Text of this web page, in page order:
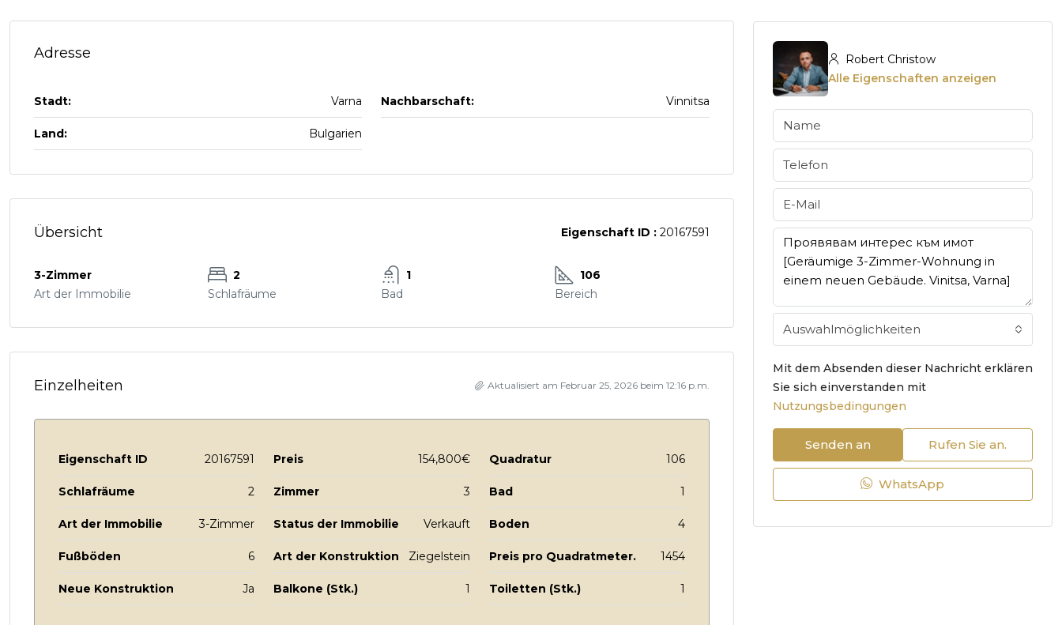
Adresse
Stadt: Varna Nachbarschaft: Vinnitsa
Land: Bulgarien
Übersicht Eigenschaft ID :20167591
3-Zimmer
Art der Immobilie
2
Schlafräume
1
Bad
106
Bereich
Einzelheiten Aktualisiert am Februar 25, 2026 beim 12:16 p.m.
Eigenschaft ID 20167591 Preis 154,800€ Quadratur 106
Schlafräume 2 Zimmer 3 Bad 1
Art der Immobilie 3-Zimmer Status der Immobilie Verkauft Boden 4
Fußböden 6 Art der Konstruktion Ziegelstein Preis pro Quadratmeter. 1454
Neue Konstruktion Ja Balkone (Stk.) 1 Toiletten (Stk.) 1
Robert Christow
Alle Eigenschaften anzeigen
Auswahlmöglichkeiten
Mit dem Absenden dieser Nachricht erklären
Sie sich einverstanden mit
Nutzungsbedingungen
Senden an Rufen Sie an.
WhatsApp